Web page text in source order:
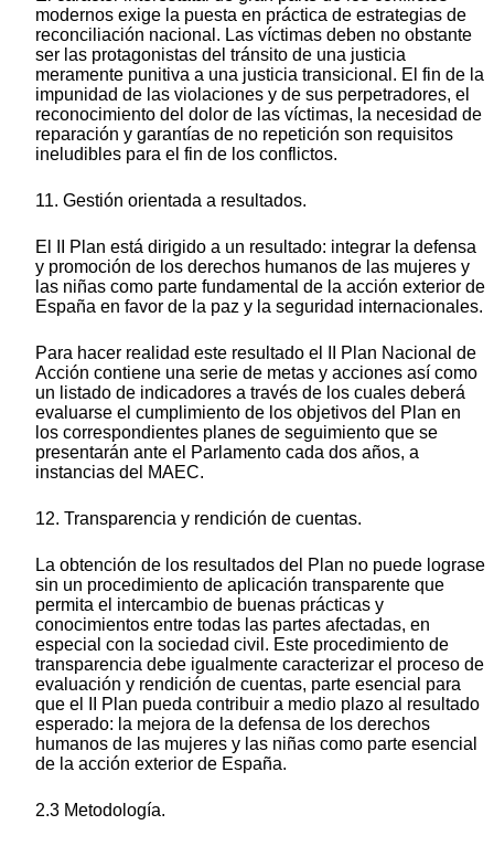
modernos exige la puesta en práctica de estrategias de
reconciliación nacional. Las víctimas deben no obstante
ser las protagonistas del tránsito de una justicia
meramente punitiva a una justicia transicional. El fin de la
impunidad de las violaciones y de sus perpetradores, el
reconocimiento del dolor de las víctimas, la necesidad de
reparación y garantías de no repetición son requisitos
ineludibles para el fin de los conflictos.
11. Gestión orientada a resultados.
El II Plan está dirigido a un resultado: integrar la defensa
y promoción de los derechos humanos de las mujeres y
las niñas como parte fundamental de la acción exterior de
España en favor de la paz y la seguridad internacionales.
Para hacer realidad este resultado el II Plan Nacional de
Acción contiene una serie de metas y acciones así como
un listado de indicadores a través de los cuales deberá
evaluarse el cumplimiento de los objetivos del Plan en
los correspondientes planes de seguimiento que se
presentarán ante el Parlamento cada dos años, a
instancias del MAEC.
12. Transparencia y rendición de cuentas.
La obtención de los resultados del Plan no puede lograse
sin un procedimiento de aplicación transparente que
permita el intercambio de buenas prácticas y
conocimientos entre todas las partes afectadas, en
especial con la sociedad civil. Este procedimiento de
transparencia debe igualmente caracterizar el proceso de
evaluación y rendición de cuentas, parte esencial para
que el II Plan pueda contribuir a medio plazo al resultado
esperado: la mejora de la defensa de los derechos
humanos de las mujeres y las niñas como parte esencial
de la acción exterior de España.
2.3 Metodología.